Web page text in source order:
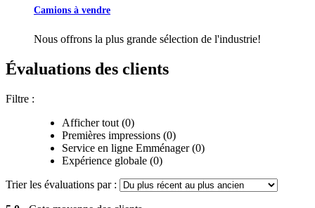
Camions à vendre
Nous offrons la plus grande sélection de l'industrie!
Évaluations des clients
Filtre :
Afficher tout (0)
Premières impressions (0)
Service en ligne Emménager (0)
Expérience globale (0)
Trier les évaluations par :